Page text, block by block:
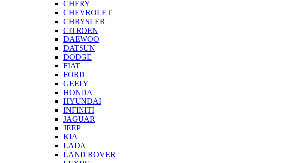
CHERY
CHEVROLET
CHRYSLER
CITROEN
DAEWOO
DATSUN
DODGE
FIAT
FORD
GEELY
HONDA
HYUNDAI
INFINITI
JAGUAR
JEEP
KIA
LADA
LAND ROVER